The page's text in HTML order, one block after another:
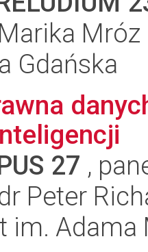
Mróz
Gdańska
27 ,
Peter
im.